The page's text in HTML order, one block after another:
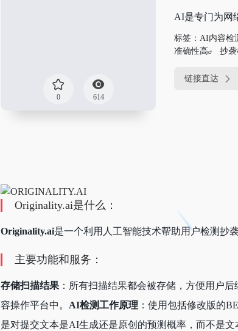
0 614
AI是专门为网
标签： AI内容检
准确性高
抄袭
链接直达
Originality.ai是什么：
Originality.ai是一个利用人工智能技术帮助用户检测抄
主要功能和服务：
存储扫描结果 ：所有扫描结果都会被存储，方便用户后
容操作平台中。 AI检测工作原理 ：使用包括修改版的
是对提交文本是AI生成还是原创的预测概率，而不是文